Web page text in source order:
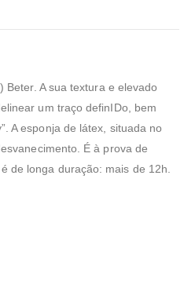
Beter. A sua textura e elevado
um traço definIDo, bem
A esponja de látex, situada no
É à prova de
de longa duração: mais de 12h.